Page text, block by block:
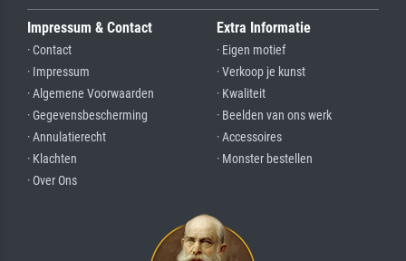
Impressum & Contact
· Contact
· Impressum
· Algemene Voorwaarden
· Gegevensbescherming
· Annulatierecht
· Klachten
· Over Ons
Extra Informatie
· Eigen motief
· Verkoop je kunst
· Kwaliteit
· Beelden van ons werk
· Accessoires
· Monster bestellen